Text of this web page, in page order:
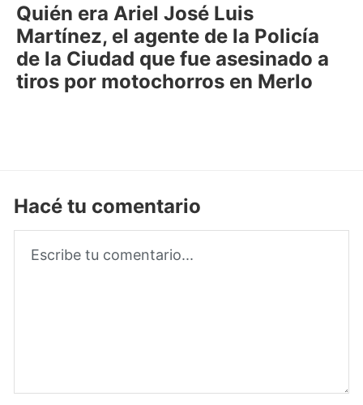
Quién era Ariel José Luis
Martínez, el agente de la Policía
de la Ciudad que fue asesinado a
tiros por motochorros en Merlo
Hacé tu comentario